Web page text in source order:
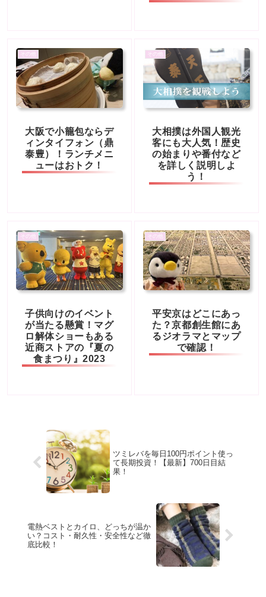
その他
大阪で小籠包ならデ
ィンタイフォン（鼎
泰豊）！ランチメニ
ューはおトク！
その他
大相撲は外国人観光
客にも大人気！歴史
の始まりや番付など
を詳しく説明しよ
う！
その他
子供向けのイベント
が当たる懸賞！マグ
ロ解体ショーもある
近商ストアの『夏の
食まつり』2023
その他
平安京はどこにあっ
た？京都創生館にあ
るジオラマとマップ
で確認！
ツミレバを毎日100円ポイント使っ
て長期投資！【最新】700日目結
果！
電熱ベストとカイロ、どっちが温か
い？コスト・耐久性・安全性など徹
底比較！